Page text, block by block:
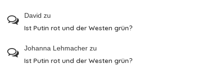
David zu
Ist Putin rot und der Westen grün?
Johanna Lehmacher zu
Ist Putin rot und der Westen grün?